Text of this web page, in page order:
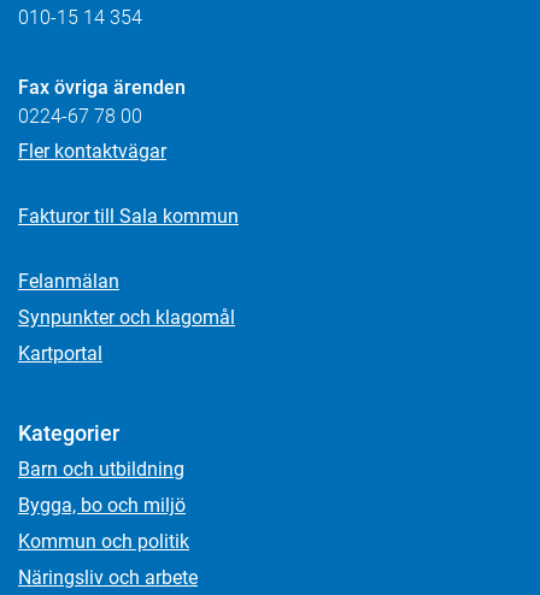
010-15 14 354
Fax övriga ärenden
0224-67 78 00
Fler kontaktvägar
Fakturor till Sala kommun
Felanmälan
Synpunkter och klagomål
Kartportal
Kategorier
Barn och utbildning
Bygga, bo och miljö
Kommun och politik
Näringsliv och arbete